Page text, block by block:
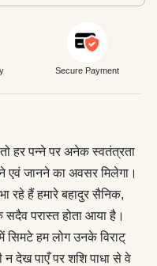
Secure Payment
हर पन्ने पर अनेक स्वतंत्रता
एवं जानने का अवसर मिलेगा।
रहे हैं हमारे बहादुर सैनिक,
परास्त होता आया है।
हम लोग उनके विराट्
न देख पाएँ पर शशि पाधा से वे